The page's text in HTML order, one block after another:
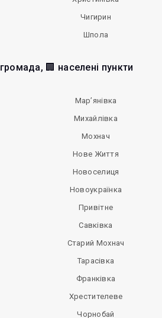
Чигирин
Шпола
громада, 🏢 населені пункти
Мар’янівка
Михайлівка
Мохнач
Нове Життя
Новоселиця
Новоукраїнка
Привітне
Савківка
Старий Мохнач
Тарасівка
Франківка
Хрестителеве
Чорнобай